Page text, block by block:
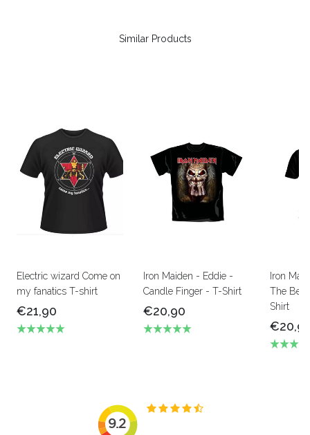
Similar Products
Electric wizard Come on
my fanatics T-shirt
€21,90
Iron Maiden - Eddie -
Candle Finger - T-Shirt
€20,90
Iron
The
Shirt